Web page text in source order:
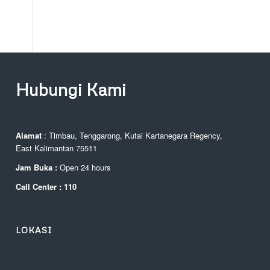
Hubungi Kami
Alamat : Timbau, Tenggarong, Kutai Kartanegara Regency,
East Kalimantan 75511
Jam Buka :Open 24 hours
Call Center : 110
LOKASI